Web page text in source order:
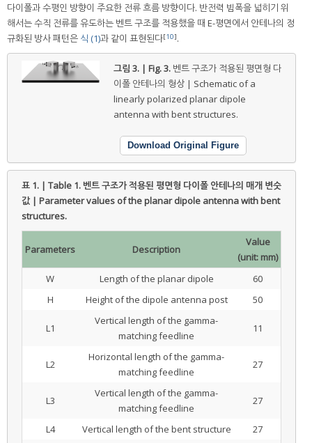
다이폴과 수평인 방향이 주요한 전류 흐름 방향이다. 반전력 빔폭을 넓히기 위
해서는 수직 전류를 유도하는 벤트 구조를 적용했을 때 E-평면에서 안테나의 정
규화된 방사 패턴은 식 (1)과 같이 표현된다[10].
그림 3. | Fig. 3. 벤트 구조가 적용된 평면형 다
이폴 안테나의 형상 | Schematic of a
linearly polarized planar dipole
antenna with bent structures.
Download Original Figure
표 1. | Table 1. 벤트 구조가 적용된 평면형 다이폴 안테나의 매개 변숫
값 | Parameter values of the planar dipole antenna with bent
structures.
Parameters Description
Value
(unit: mm)
W
Length of the planar dipole
60
H
Height of the dipole antenna post 50
L1
Vertical length of the gamma-
matching feedline
11
L2
Horizontal length of the gamma-
matching feedline
27
L3
Vertical length of the gamma-
matching feedline
27
L4 Vertical length of the bent structure 27